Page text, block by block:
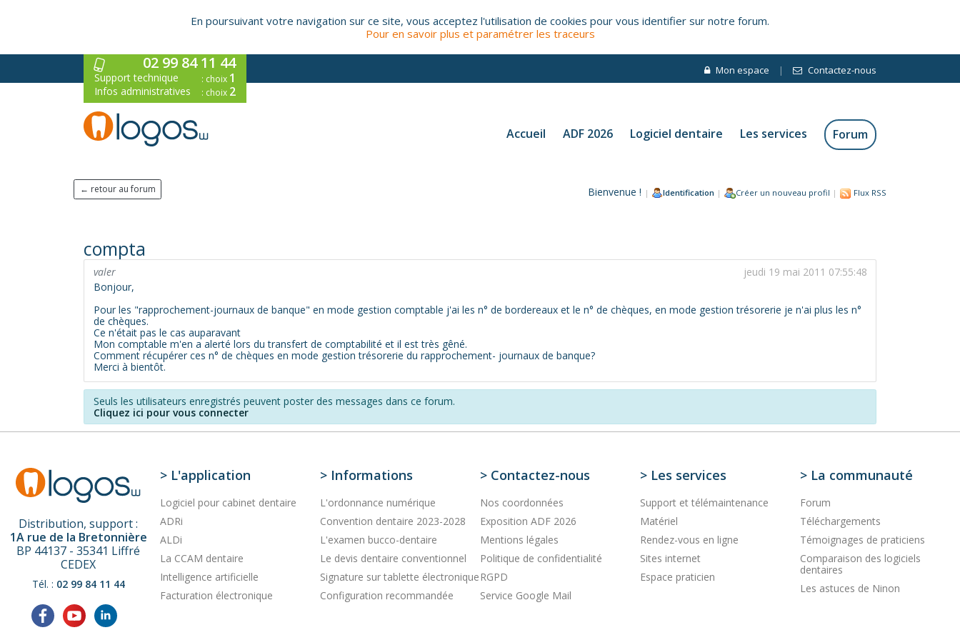
En poursuivant votre navigation sur ce site, vous acceptez l'utilisation de cookies pour vous identifier sur notre forum.
Pour en savoir plus et paramétrer les traceurs
02 99 84 11 44
Support technique : choix 1
Infos administratives : choix 2
Mon espace | Contactez-nous
Accueil ADF 2026 Logiciel dentaire Les services Forum
← retour au forum Bienvenue ! | Identification | Créer un nouveau profil | Flux RSS
compta
valer
jeudi 19 mai 2011 07:55:48
Bonjour,
Pour les "rapprochement-journaux de banque" en mode gestion comptable j'ai les n° de bordereaux et le n° de chèques, en mode gestion trésorerie je n'ai plus les n°
de chèques.
Ce n'était pas le cas auparavant
Mon comptable m'en a alerté lors du transfert de comptabilité et il est très gêné.
Comment récupérer ces n° de chèques en mode gestion trésorerie du rapprochement- journaux de banque?
Merci à bientôt.
Seuls les utilisateurs enregistrés peuvent poster des messages dans ce forum.
Cliquez ici pour vous connecter
Distribution, support :
1A rue de la Bretonnière
BP 44137 - 35341 Liffré
CEDEX
Tél. : 02 99 84 11 44
> L'application
Logiciel pour cabinet dentaire
ADRi
ALDi
La CCAM dentaire
Intelligence artificielle
Facturation électronique
> Informations
L'ordonnance numérique
Convention dentaire 2023-2028
L'examen bucco-dentaire
Le devis dentaire conventionnel
Signature sur tablette électronique
Configuration recommandée
> Contactez-­nous
Nos coordonnées
Exposition ADF 2026
Mentions légales
Politique de confidentialité
RGPD
Service Google Mail
> Les services
Support et télémaintenance
Matériel
Rendez-vous en ligne
Sites internet
Espace praticien
> La communauté
Forum
Téléchargements
Témoignages de praticiens
Comparaison des logiciels
dentaires
Les astuces de Ninon